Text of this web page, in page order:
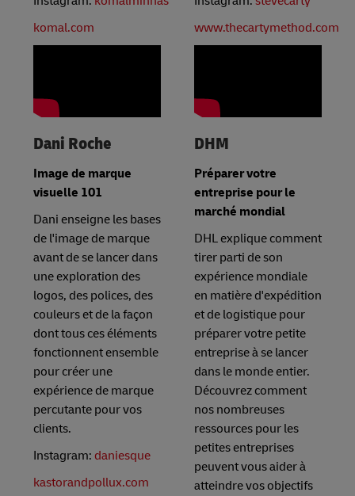
komal.com
www.thecartymethod.com
Dani Roche
Image de marque
visuelle 101
Dani enseigne les bases
de l'image de marque
avant de se lancer dans
une exploration des
logos, des polices, des
couleurs et de la façon
dont tous ces éléments
fonctionnent ensemble
pour créer une
expérience de marque
percutante pour vos
clients.
Instagram: daniesque
kastorandpollux.com
DHM
Préparer votre
entreprise pour le
marché mondial
DHL explique comment
tirer parti de son
expérience mondiale
en matière d'expédition
et de logistique pour
préparer votre petite
entreprise à se lancer
dans le monde entier.
Découvrez comment
nos nombreuses
ressources pour les
petites entreprises
peuvent vous aider à
atteindre vos objectifs